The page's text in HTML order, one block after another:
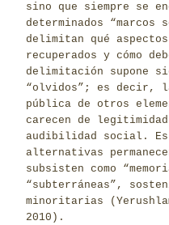
sino que siempre se
determinados “marcos
delimitan qué
recuperados y cómo
delimitación supone
“olvidos”; es decir,
pública de otros
carecen de
audibilidad social.
alternativas
subsisten como
“subterráneas”,
minoritarias
2010).